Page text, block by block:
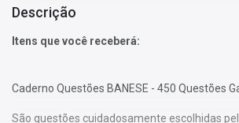
Descrição
Itens que você receberá:
Caderno Questões BANESE - 450 Questões
São questões cuidadosamente escolhidas